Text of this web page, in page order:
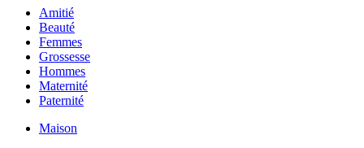
Amitié
Beauté
Femmes
Grossesse
Hommes
Maternité
Paternité
Maison